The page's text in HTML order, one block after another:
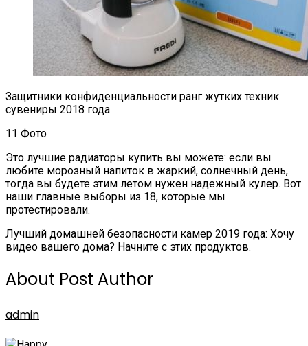
Защитники конфиденциальности ранг жутких техник
сувениры 2018 года
11 Фото
Это лучшие радиаторы купить вы можете: если вы
любите морозный напиток в жаркий, солнечный день,
тогда вы будете этим летом нужен надежный кулер. Вот
наши главные выборы из 18, которые мы
протестировали.
Лучший домашней безопасности камер 2019 года: Хочу
видео вашего дома? Начните с этих продуктов.
About Post Author
admin